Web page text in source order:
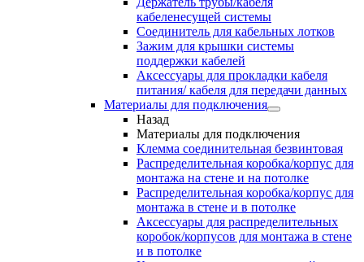
кабеленесущей системы
Соединитель для кабельных лотков
Зажим для крышки системы
поддержки кабелей
Аксессуары для прокладки кабеля
питания/ кабеля для передачи данных
Материалы для подключения
Назад
Материалы для подключения
Клемма соединительная безвинтовая
Распределительная коробка/корпус для
монтажа на стене и на потолке
Распределительная коробка/корпус для
монтажа в стене и в потолке
Аксессуары для распределительных
коробок/корпусов для монтажа в стене
и в потолке